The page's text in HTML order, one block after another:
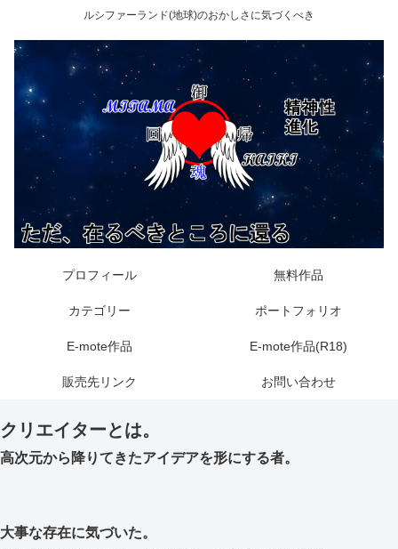
ルシファーランド(地球)のおかしさに気づくべき
プロフィール 無料作品
カテゴリー ポートフォリオ
E-mote作品 E-mote作品(R18)
販売先リンク お問い合わせ
クリエイターとは。
高次元から降りてきたアイデアを形にする者。
大事な存在に気づいた。